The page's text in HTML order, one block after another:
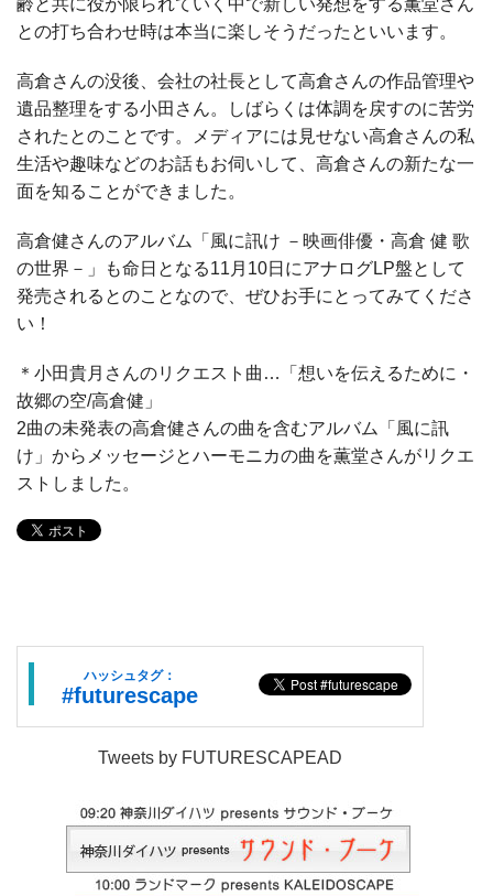
との打ち合わせ時は本当に楽しそうだったといいます。
高倉さんの没後、会社の社長として高倉さんの作品管理や
遺品整理をする小田さん。しばらくは体調を戻すのに苦労
されたとのことです。メディアには見せない高倉さんの私
生活や趣味などのお話もお伺いして、高倉さんの新たな一
面を知ることができました。
高倉健さんのアルバム「風に訊け －映画俳優・高倉 健 歌
の世界－」も命日となる11月10日にアナログLP盤として
発売されるとのことなので、ぜひお手にとってみてくださ
い！
＊小田貴月さんのリクエスト曲…「想いを伝えるために・
故郷の空/高倉健」
2曲の未発表の高倉健さんの曲を含むアルバム「風に訊
け」からメッセージとハーモニカの曲を薫堂さんがリクエ
ストしました。
ハッシュタグ：
#futurescape
Tweets by FUTURESCAPEAD